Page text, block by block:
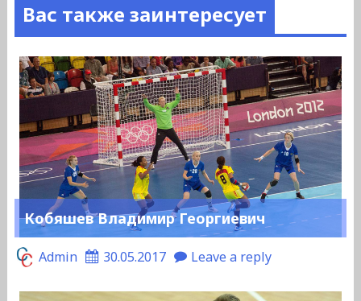
Вас также заинтересует
Кобяшев Владимир Георгиевич
Admin 30.05.2017 Leave a reply